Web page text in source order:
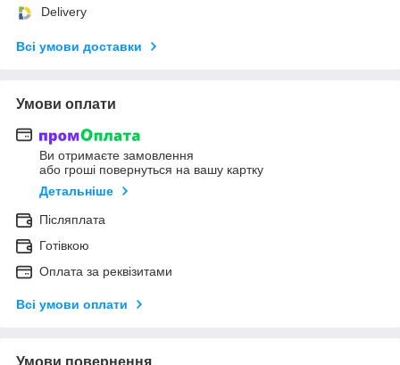
Delivery
Всі умови доставки
Умови оплати
Ви отримаєте замовлення
або гроші повернуться на вашу картку
Детальніше
Післяплата
Готівкою
Оплата за реквізитами
Всі умови оплати